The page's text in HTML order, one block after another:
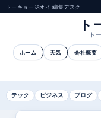
トーキョージオイ 編集デスク
ト
ト
ホーム 天気 会社概要
テック ビジネス ブログ